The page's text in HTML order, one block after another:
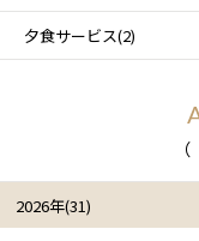
夕食サービス(2)
2026年(31)